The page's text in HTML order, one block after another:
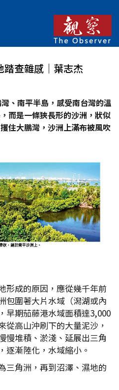
踏查雜感｜葉志杰
、南平半島，感受南台灣的溫
而是一條狹長形的沙洲，狀似
住大鵬灣，沙洲上滿布被風吹
形成的原因，應從幾千年前
包圍著大片水域（潟湖或內
早期茄藤港水域面積達3,000
從高山沖刷下的大量泥沙，
慢堆積、淤淺、延展出三角
逐漸陸化，水域縮小。
三角洲，再到沼澤、濕地的